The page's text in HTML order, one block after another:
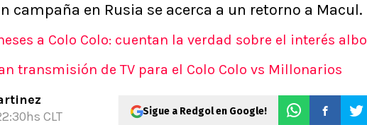
campaña en Rusia se acerca a un retorno a Macul.
a Colo Colo: cuentan la verdad sobre el interés albo
transmisión de TV para el Colo Colo vs Millonarios
CLT
Sigue a Redgol en Google!